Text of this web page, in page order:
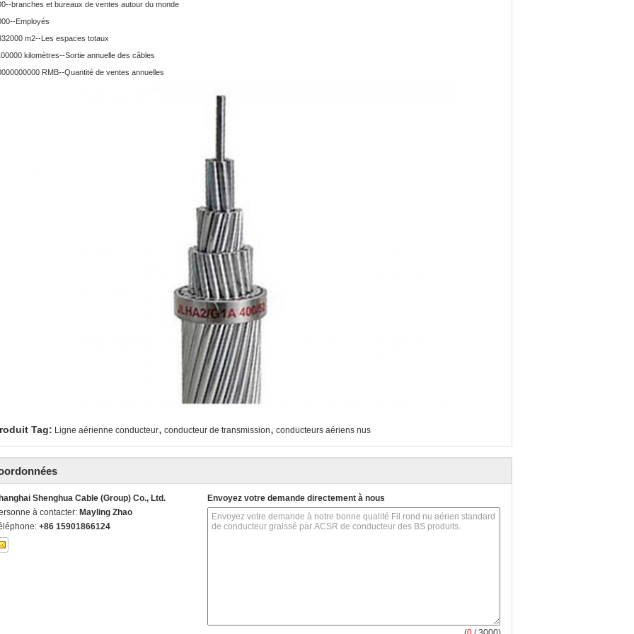
branches et bureaux de ventes autour du monde
Employés
m2--Les espaces totaux
kilomètres--Sortie annuelle des câbles
RMB--Quantité de ventes annuelles
Tag: Ligne aérienne conducteur, conducteur de transmission, conducteurs aériens nus
Shenghua Cable (Group) Co., Ltd.
à contacter: Mayling Zhao
+86 15901866124
Envoyez votre demande directement à nous